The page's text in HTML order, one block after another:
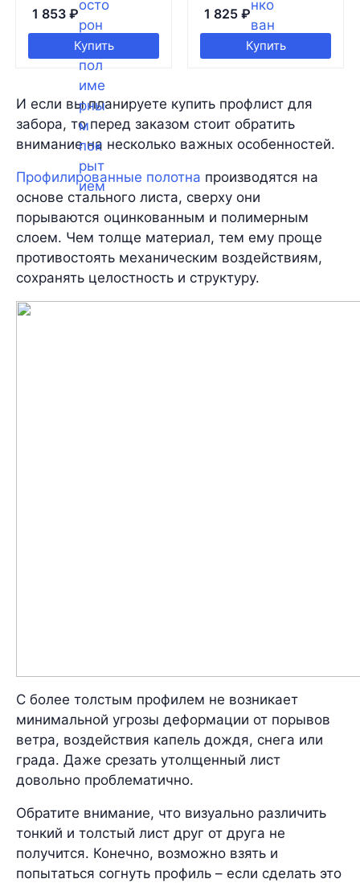
1 853 ₽
Купить
1 825 ₽
Купить
И если вы планируете купить профлист для
забора, то перед заказом стоит обратить
внимание на несколько важных особенностей.
Профилированные полотна производятся на
основе стального листа, сверху они
порываются оцинкованным и полимерным
слоем. Чем толще материал, тем ему проще
противостоять механическим воздействиям,
сохранять целостность и структуру.
С более толстым профилем не возникает
минимальной угрозы деформации от порывов
ветра, воздействия капель дождя, снега или
града. Даже срезать утолщенный лист
довольно проблематично.
Обратите внимание, что визуально различить
тонкий и толстый лист друг от друга не
получится. Конечно, возможно взять и
попытаться согнуть профиль – если сделать это